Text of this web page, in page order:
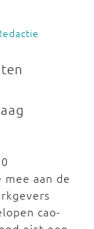
aan de
cao-